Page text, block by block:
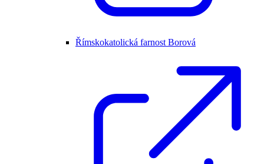
Římskokatolická farnost Borová